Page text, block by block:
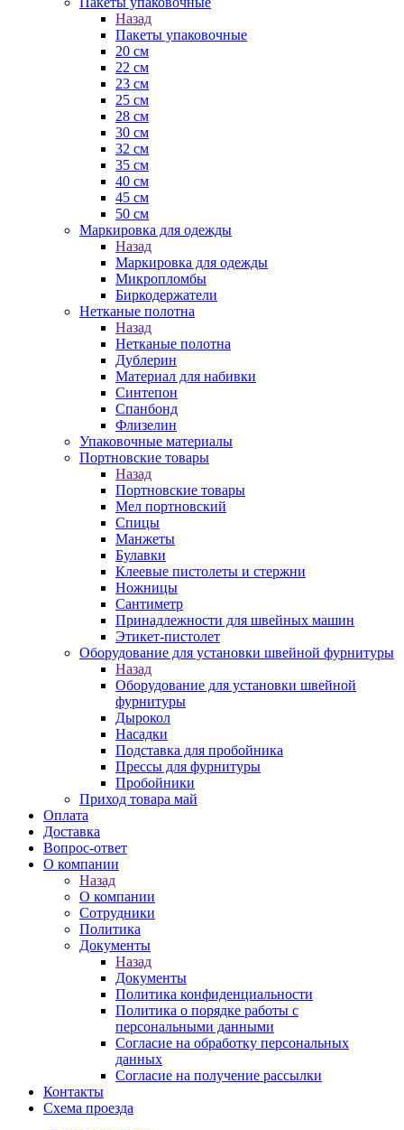
Назад
Пакеты упаковочные
20 см
22 см
23 см
25 см
28 см
30 см
32 см
35 см
40 см
45 см
50 см
Маркировка для одежды
Назад
Маркировка для одежды
Микропломбы
Биркодержатели
Нетканые полотна
Назад
Нетканые полотна
Дублерин
Материал для набивки
Синтепон
Спанбонд
Флизелин
Упаковочные материалы
Портновские товары
Назад
Портновские товары
Мел портновский
Спицы
Манжеты
Булавки
Клеевые пистолеты и стержни
Ножницы
Сантиметр
Принадлежности для швейных машин
Этикет-пистолет
Оборудование для установки швейной фурнитуры
Назад
Оборудование для установки швейной
фурнитуры
Дырокол
Насадки
Подставка для пробойника
Прессы для фурнитуры
Пробойники
Приход товара май
Оплата
Доставка
Вопрос-ответ
О компании
Назад
О компании
Сотрудники
Политика
Документы
Назад
Документы
Политика конфиденциальности
Политика о порядке работы с
персональными данными
Согласие на обработку персональных
данных
Согласие на получение рассылки
Контакты
Схема проезда